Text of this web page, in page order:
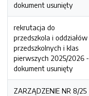
dokument usunięty
rekrutacja do
przedszkola i oddziałów
przedszkolnych i klas
pierwszych 2025/2026 -
dokument usunięty
ZARZĄDZENIE NR 8/25